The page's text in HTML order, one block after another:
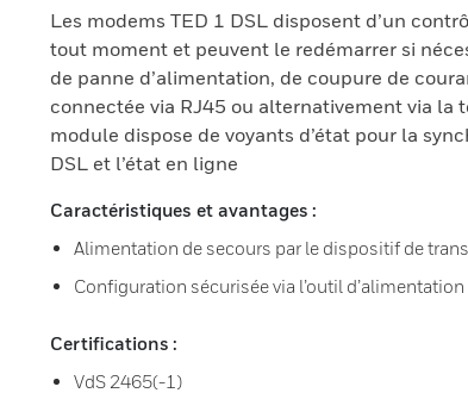
Les modems TED 1 DSL disposent d’un
tout moment et peuvent le redémarrer si
de panne d’alimentation, de coupure de
connectée via RJ45 ou alternativement via la
module dispose de voyants d’état pour la
DSL et l’état en ligne
Caractéristiques et avantages :
Alimentation de secours par le dispositif de
Configuration sécurisée via l’outil
Certifications :
VdS 2465(-1)